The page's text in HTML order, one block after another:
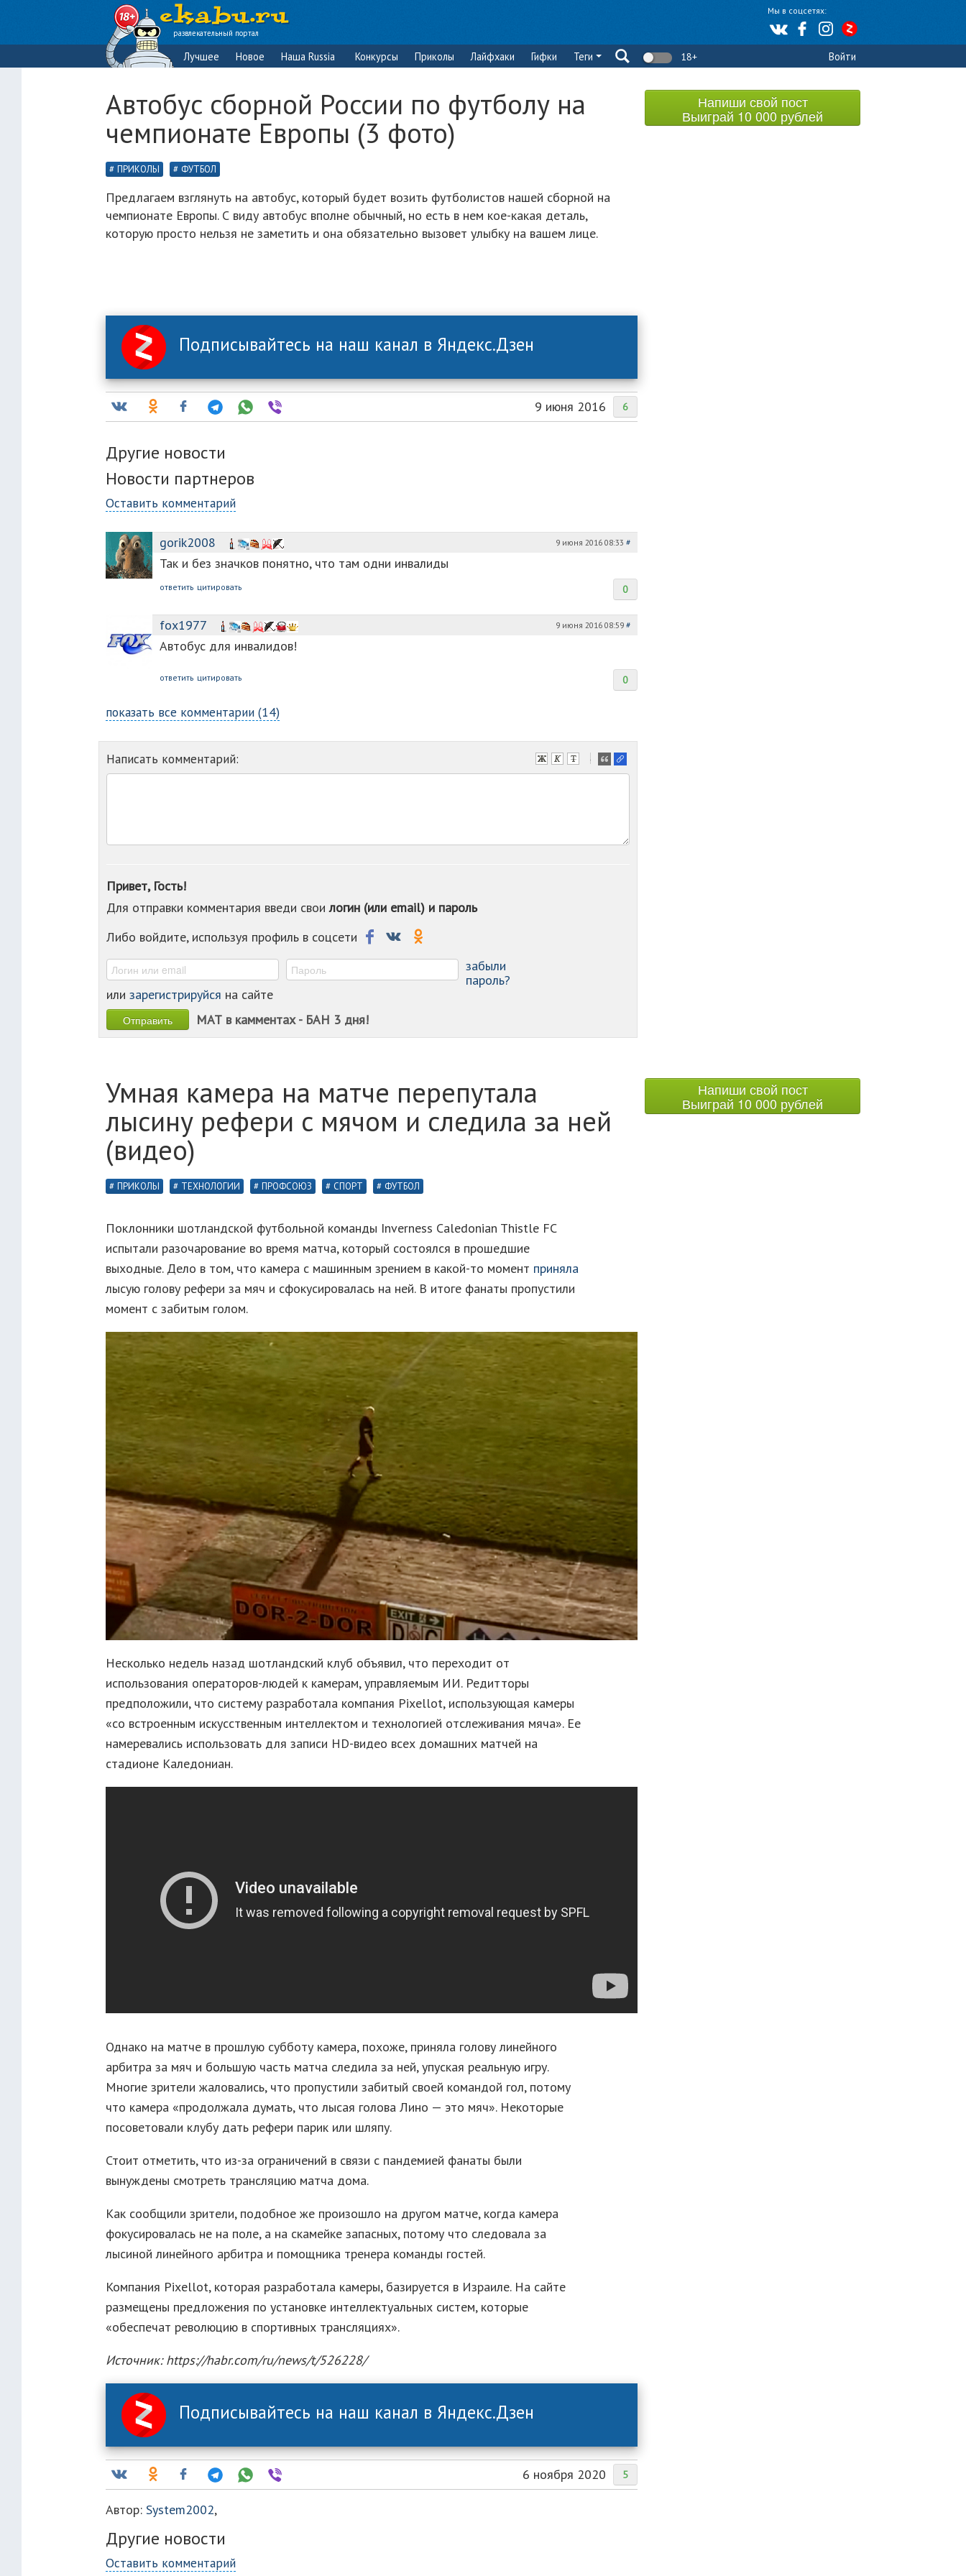
Мы в соцсетях:
развлекательный портал
Лучшее Новое Наша Russia Конкурсы Приколы Лайфхаки Гифки Теги 18+ Войти
Автобус сборной России по футболу на
чемпионате Европы (3 фото)
ПРИКОЛЫ ФУТБОЛ
Предлагаем взглянуть на автобус, который будет возить футболистов нашей сборной на
чемпионате Европы. С виду автобус вполне обычный, но есть в нем кое-какая деталь,
которую просто нельзя не заметить и она обязательно вызовет улыбку на вашем лице.
Подписывайтесь на наш канал в Яндекс.Дзен
6
9 июня 2016
Другие новости
Новости партнеров
Оставить комментарий
gorik2008 9 июня 2016 08:33 #
Так и без значков понятно, что там одни инвалиды
0
ответить цитировать
fox1977 9 июня 2016 08:59 #
Автобус для инвалидов!
0
ответить цитировать
показать все комментарии (14)
Написать комментарий:
-
-
-
Привет, Гость!
Для отправки комментария введи своилогин (или email) и пароль
Либо войдите, используя профиль в соцсети
забыли
пароль?
или зарегистрируйся на сайте
МАТ в камментах - БАН 3 дня!
Напиши свой пост
Выиграй 10 000 рублей
Умная камера на матче перепутала
лысину рефери с мячом и следила за ней
(видео)
ПРИКОЛЫ ТЕХНОЛОГИИ ПРОФСОЮЗ СПОРТ ФУТБОЛ
Поклонники шотландской футбольной команды Inverness Caledonian Thistle FC
испытали разочарование во время матча, который состоялся в прошедшие
выходные. Дело в том, что камера с машинным зрением в какой-то момент приняла
лысую голову рефери за мяч и сфокусировалась на ней. В итоге фанаты пропустили
момент с забитым голом.
Несколько недель назад шотландский клуб объявил, что переходит от
использования операторов-людей к камерам, управляемым ИИ. Редитторы
предположили, что систему разработала компания Pixellot, использующая камеры
«со встроенным искусственным интеллектом и технологией отслеживания мяча». Ее
намеревались использовать для записи HD-видео всех домашних матчей на
стадионе Каледониан.
Однако на матче в прошлую субботу камера, похоже, приняла голову линейного
арбитра за мяч и большую часть матча следила за ней, упуская реальную игру.
Многие зрители жаловались, что пропустили забитый своей командой гол, потому
что камера «продолжала думать, что лысая голова Лино — это мяч». Некоторые
посоветовали клубу дать рефери парик или шляпу.
Стоит отметить, что из-за ограничений в связи с пандемией фанаты были
вынуждены смотреть трансляцию матча дома.
Как сообщили зрители, подобное же произошло на другом матче, когда камера
фокусировалась не на поле, а на скамейке запасных, потому что следовала за
лысиной линейного арбитра и помощника тренера команды гостей.
Компания Pixellot, которая разработала камеры, базируется в Израиле. На сайте
размещены предложения по установке интеллектуальных систем, которые
«обеспечат революцию в спортивных трансляциях».
Источник: https://habr.com/ru/news/t/526228/
Подписывайтесь на наш канал в Яндекс.Дзен
5
6 ноября 2020
Автор: System2002,
Другие новости
Оставить комментарий
Напиши свой пост
Выиграй 10 000 рублей